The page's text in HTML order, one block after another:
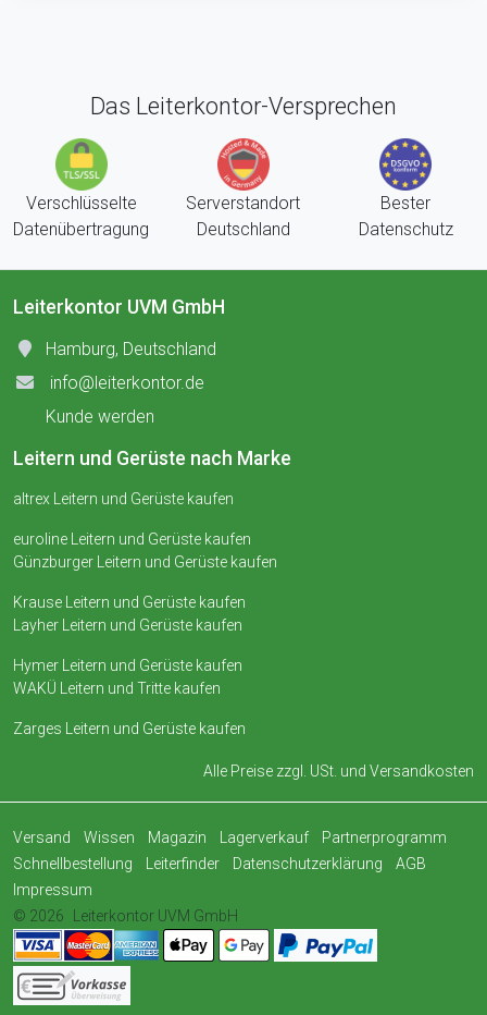
Das Leiterkontor-Versprechen
Verschlüsselte
Datenübertragung
Serverstandort
Deutschland
Bester
Datenschutz
Leiterkontor UVM GmbH
Hamburg, Deutschland
info@leiterkontor.de
Kunde werden
Leitern und Gerüste nach Marke
altrex Leitern und Gerüste kaufen
euroline Leitern und Gerüste kaufen
Günzburger Leitern und Gerüste kaufen
Krause Leitern und Gerüste kaufen
Layher Leitern und Gerüste kaufen
Hymer Leitern und Gerüste kaufen
WAKÜ Leitern und Tritte kaufen
Zarges Leitern und Gerüste kaufen
Alle Preise zzgl. USt. und Versandkosten
Versand Wissen Magazin Lagerverkauf
Partnerprogramm
Schnellbestellung
Leiterfinder Datenschutzerklärung
AGB
Impressum
© 2026
Leiterkontor UVM GmbH